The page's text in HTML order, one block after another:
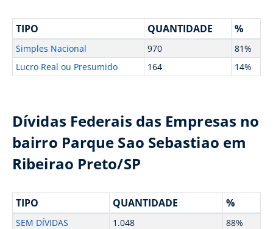
TIPO QUANTIDADE %
Simples Nacional 970
81%
Lucro Real ou Presumido
164 14%
Dívidas Federais das Empresas no
bairro Parque Sao Sebastiao em
Ribeirao Preto/SP
TIPO QUANTIDADE %
SEM DÍVIDAS 1.048
88%